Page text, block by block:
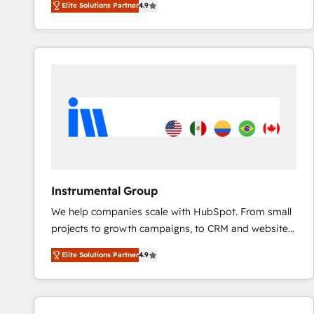
marketing automation, Growth, Revops, CRM et
webdesign. Markentive is both a consulting firm, a
digital agency and an integrator. With over 115
customers).
Elite Solutions Partner4.9
Instrumental Group
We help companies scale with HubSpot. From small
projects to growth campaigns, to CRM and websites.
Hire an agency that's experienced in every inch of
HubSpot and willing to work hand-in-hand with your
team to simplify the complex and build a better
experience for your team and customers.
Elite Solutions Partner4.9